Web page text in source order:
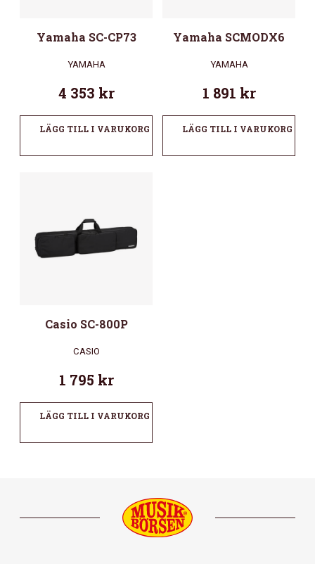
Yamaha SC-CP73
YAMAHA
4 353 kr
LÄGG TILL I VARUKORG
Yamaha SCMODX6
YAMAHA
1 891 kr
LÄGG TILL I VARUKORG
Casio SC-800P
CASIO
1 795 kr
LÄGG TILL I VARUKORG